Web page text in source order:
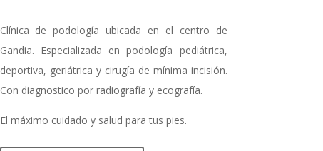
Clínica de podología ubicada en el centro de
Gandia. Especializada en podología pediátrica,
deportiva, geriátrica y cirugía de mínima incisión.
Con diagnostico por radiografía y ecografía.
El máximo cuidado y salud para tus pies.